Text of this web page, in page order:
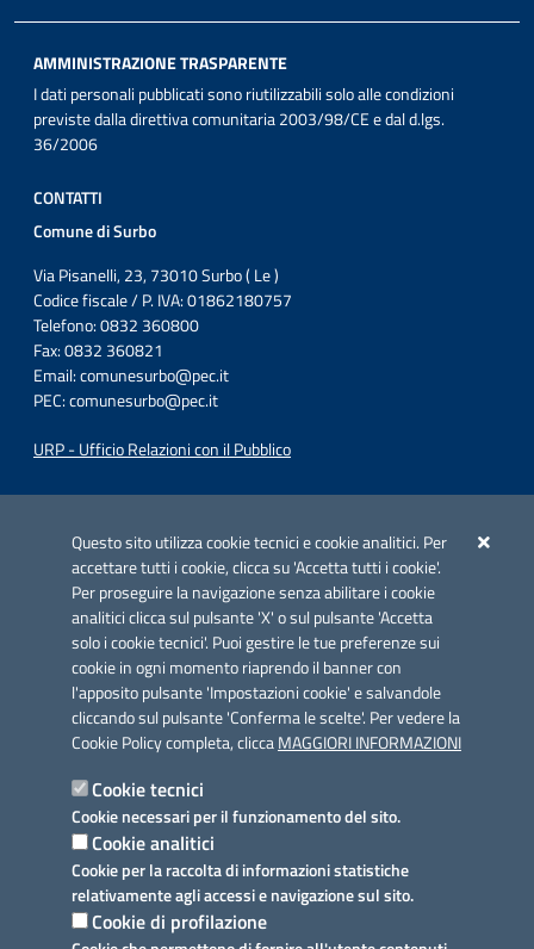
Questo sito utilizza cookie tecnici e cookie analitici. Per
accettare tutti i cookie, clicca su 'Accetta tutti i cookie'.
Per proseguire la navigazione senza abilitare i cookie
analitici clicca sul pulsante 'X' o sul pulsante 'Accetta
solo i cookie tecnici'. Puoi gestire le tue preferenze sui
cookie in ogni momento riaprendo il banner con
l'apposito pulsante 'Impostazioni cookie' e salvandole
cliccando sul pulsante 'Conferma le scelte'. Per vedere la
Cookie Policy completa, cliccaMAGGIORI INFORMAZIONI
Cookie tecnici
Cookie necessari per il funzionamento del sito.
Cookie analitici
Cookie per la raccolta di informazioni statistiche
relativamente agli accessi e navigazione sul sito.
Cookie di profilazione
AMMINISTRAZIONE TRASPARENTE
I dati personali pubblicati sono riutilizzabili solo alle condizioni
previste dalla direttiva comunitaria 2003/98/CE e dal d.lgs.
36/2006
CONTATTI
Comune di Surbo
Via Pisanelli, 23, 73010 Surbo ( Le )
Codice fiscale / P. IVA: 01862180757
Telefono: 0832 360800
Fax: 0832 360821
Email:comunesurbo@pec.it
PEC:comunesurbo@pec.it
URP - Ufficio Relazioni con il Pubblico
Azione 2.3.
Link utili
Informativa privacy
Dichiarazione di accessibilità
Note legali
Domande frequenti